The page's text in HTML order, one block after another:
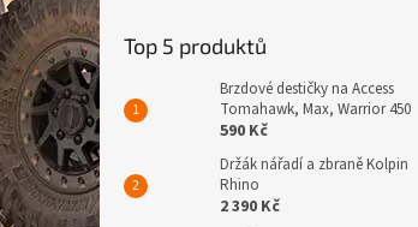
Top 5 produktů
Brzdové destičky na Access
Tomahawk, Max, Warrior 450
590 Kč
Držák nářadí a zbraně Kolpin
Rhino
2 390 Kč